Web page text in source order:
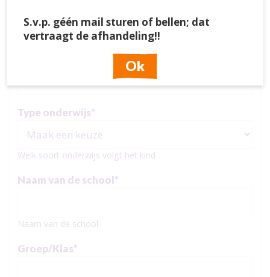
Type onderwijs*
Welk soort onderwijs volgt het kind
Naam van de school*
Naam van de school
Groep/Klas*
S.v.p. géén mail sturen of bellen; dat
vertraagt de afhandeling!!
Ok